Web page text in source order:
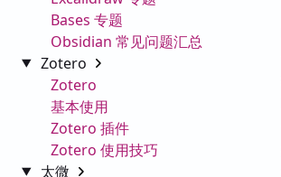
Bases 专题
Obsidian 常见问题汇总
Zotero
Zotero
基本使用
Zotero 插件
Zotero 使用技巧
太微